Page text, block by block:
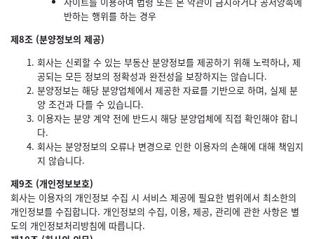
반하는 행위를 하는 경우
제8조 (분양정보의 제공)
회사는 신뢰할 수 있는 부동산 분양정보를 제공하기 위해 노력하나, 제
공되는 모든 정보의 정확성과 완전성을 보장하지는 않습니다.
분양정보는 해당 분양업체에서 제공한 자료를 기반으로 하며, 실제 분
양 조건과 다를 수 있습니다.
이용자는 분양 계약 전에 반드시 해당 분양업체에 직접 확인해야 합니
다.
회사는 분양정보의 오류나 변경으로 인한 이용자의 손해에 대해 책임지
지 않습니다.
제9조 (개인정보보호)
회사는 이용자의 개인정보 수집 시 서비스 제공에 필요한 범위에서 최소한의
개인정보를 수집합니다. 개인정보의 수집, 이용, 제공, 관리에 관한 사항은 별
도의 개인정보처리방침에 따릅니다.